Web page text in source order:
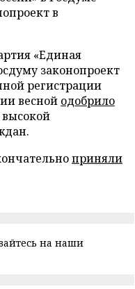
в
«Единая
законопроект
регистрации
весной одобрило
приняли
на наши